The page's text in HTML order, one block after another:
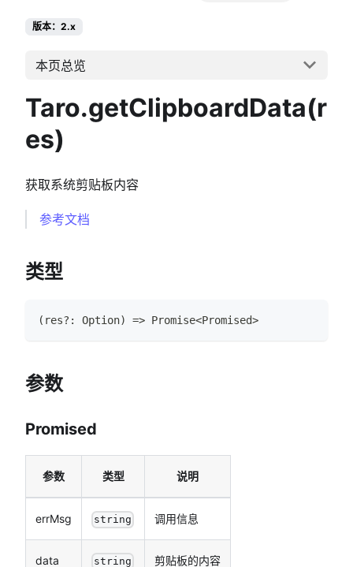
版本：2.x
本页总览
Taro.getClipboardData(r
es)
获取系统剪贴板内容
参考文档
类型
( res? : Option) => Promise<Promised>
参数
Promised
参数 类型 说明
errMsg string 调用信息
data string 剪贴板的内容